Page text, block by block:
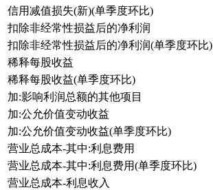
信用减值损失(新)(单季度环比)
扣除非经常性损益后的净利润
扣除非经常性损益后的净利润(单季度环比)
稀释每股收益
稀释每股收益(单季度环比)
加:影响利润总额的其他项目
加:公允价值变动收益
加:公允价值变动收益(单季度环比)
营业总成本-其中:利息费用
营业总成本-其中:利息费用(单季度环比)
营业总成本-利息收入